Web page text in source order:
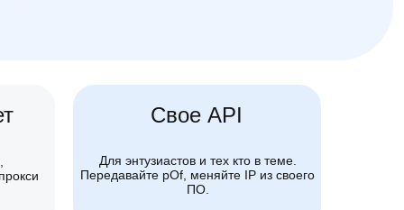
Свое API
Для энтузиастов и тех кто в теме.
Передавайте pOf, меняйте IP из своего
ПО.